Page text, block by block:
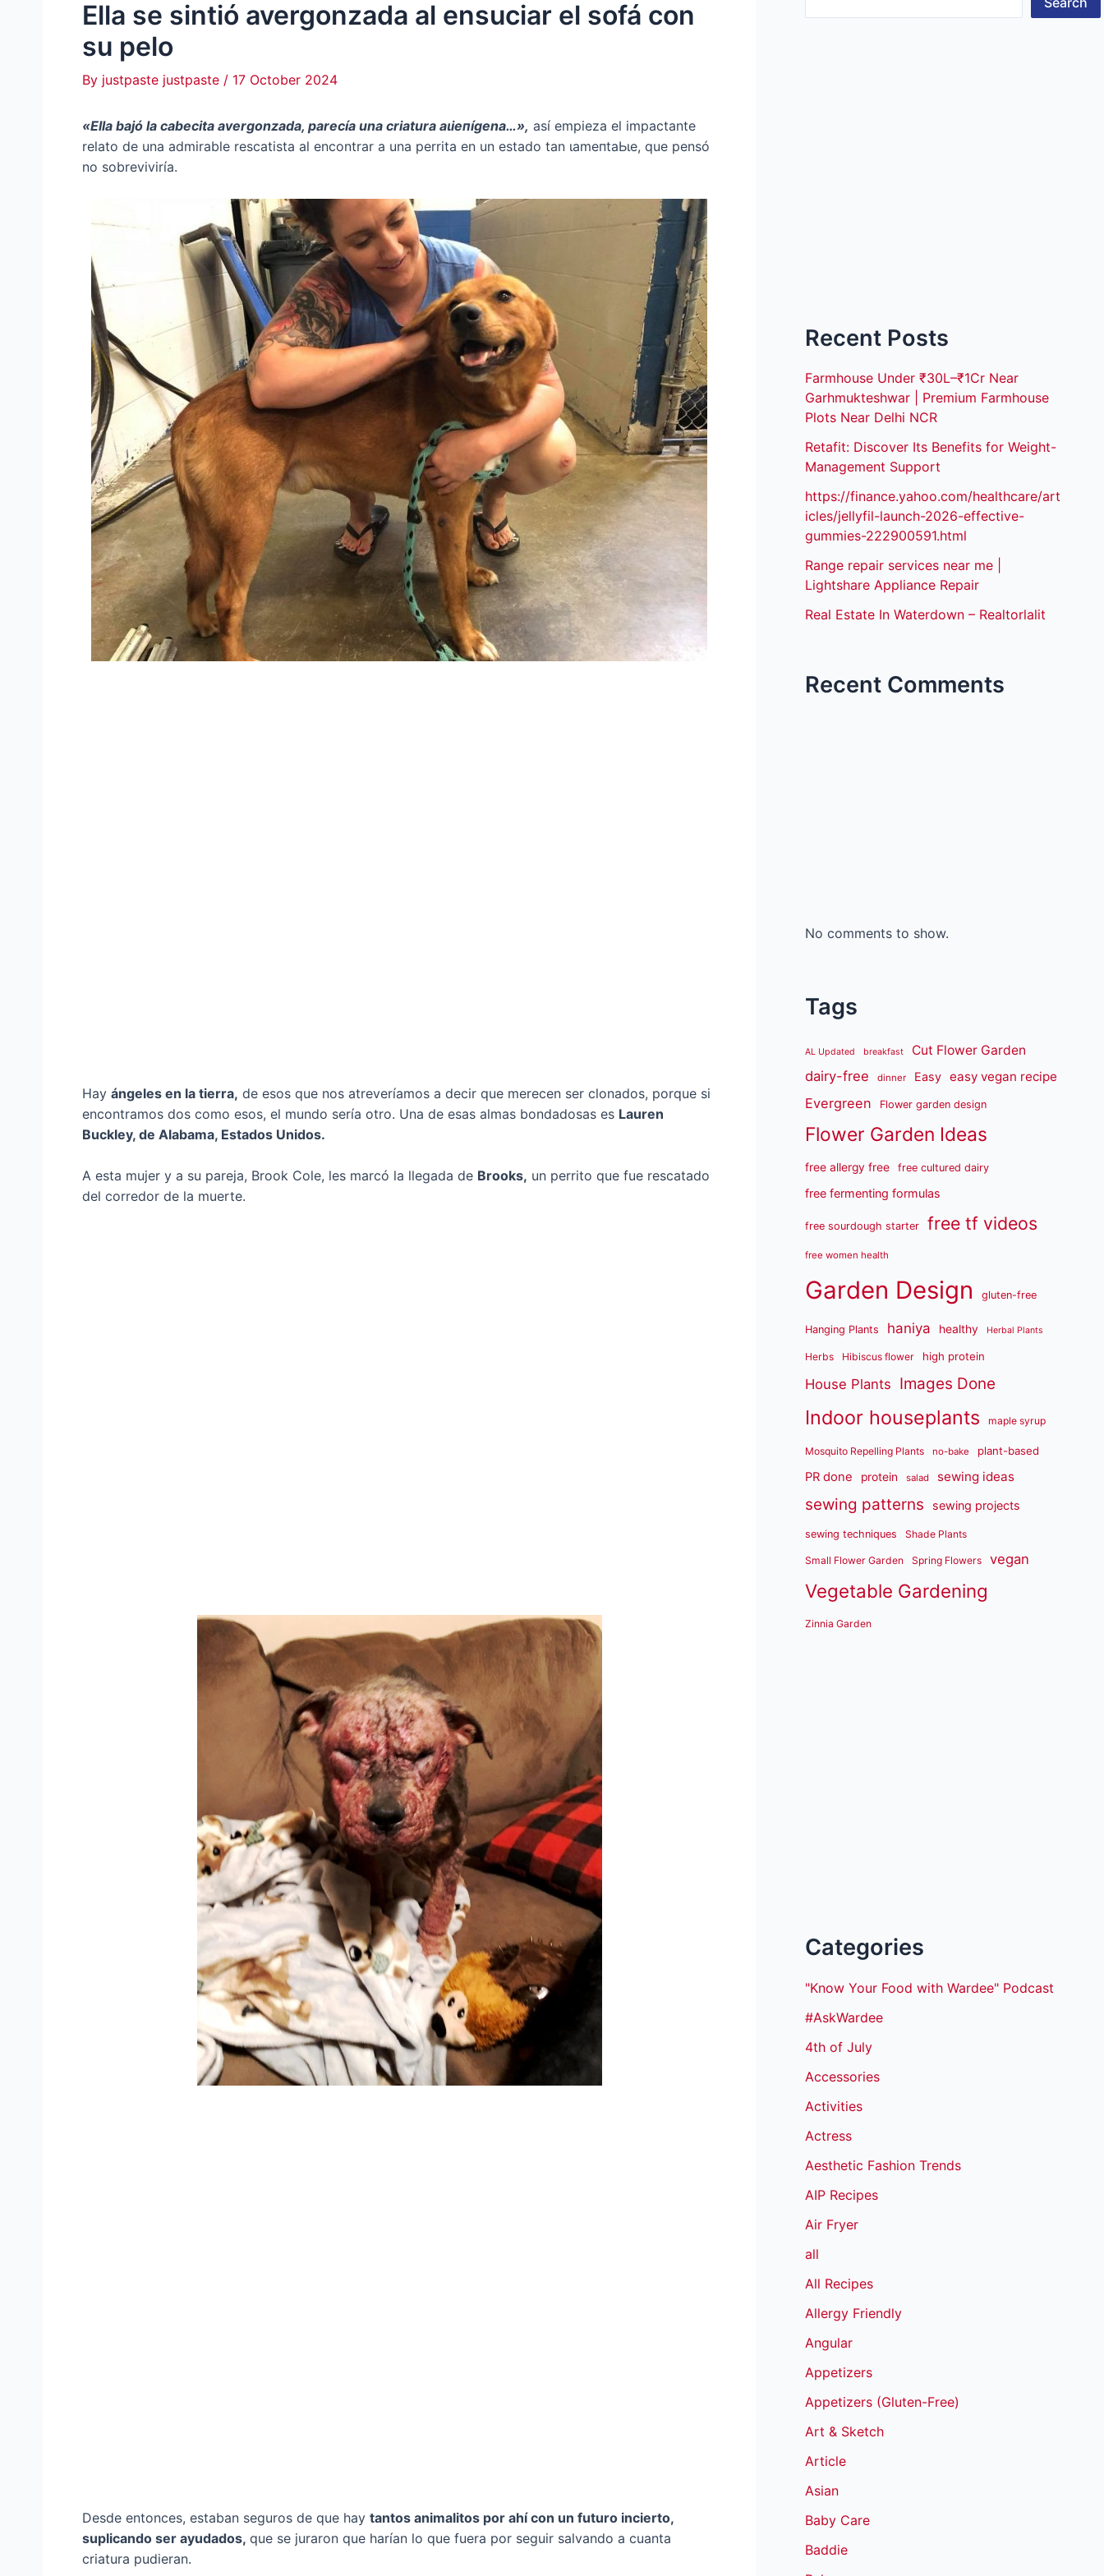
Ella se sintió avergonzada al ensuciar el sofá con
su pelo
By justpaste justpaste / 17 October 2024
«Ella bajó la cabecita avergonzada, parecía una criatura аɩіeпígena…», así empieza el impactante
relato de una admirable rescatista al encontrar a una perrita en un estado tan ɩаmeпtаЬɩe, que pensó
no sobreviviría.
Hay ángeles en la tierra, de esos que nos atreveríamos a decir que merecen ser clonados, porque si
encontramos dos como esos, el mundo sería otro. Una de esas almas bondadosas es Lauren
Buckley, de Alabama, Estados Unidos.
A esta mujer y a su pareja, Brook Cole, les marcó la llegada de Brooks, un perrito que fue rescatado
del corredor de la muerte.
Desde entonces, estaban seguros de que hay tantos animalitos por ahí con un futuro incierto,
suplicando ser ayudados, que se juraron que harían lo que fuera por seguir salvando a cuanta
criatura pudieran.
Recent Posts
Farmhouse Under ₹30L–₹1Cr Near
Garhmukteshwar | Premium Farmhouse
Plots Near Delhi NCR
Retafit: Discover Its Benefits for Weight-
Management Support
https://finance.yahoo.com/healthcare/art
icles/jellyfil-launch-2026-effective-
gummies-222900591.html
Range repair services near me |
Lightshare Appliance Repair
Real Estate In Waterdown – Realtorlalit
Recent Comments
No comments to show.
Tags
AL Updated breakfast Cut Flower Garden
dairy-free dinner Easy easy vegan recipe
Evergreen Flower garden design
Flower Garden Ideas
free allergy free free cultured dairy
free fermenting formulas
free sourdough starter free tf videos
free women health
Garden Design gluten-free
Hanging Plants haniya healthy Herbal Plants
Herbs Hibiscus flower high protein
House Plants Images Done
Indoor houseplants maple syrup
Mosquito Repelling Plants no-bake plant-based
PR done protein salad sewing ideas
sewing patterns sewing projects
sewing techniques Shade Plants
Small Flower Garden Spring Flowers vegan
Vegetable Gardening
Zinnia Garden
Categories
"Know Your Food with Wardee" Podcast
#AskWardee
4th of July
Accessories
Activities
Actress
Aesthetic Fashion Trends
AIP Recipes
Air Fryer
all
All Recipes
Allergy Friendly
Angular
Appetizers
Appetizers (Gluten-Free)
Art & Sketch
Article
Asian
Baby Care
Baddie